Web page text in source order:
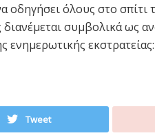
οδηγήσει όλους στο σπίτι
διανέμεται συμβολικά ως
ενημερωτικής
Tweet